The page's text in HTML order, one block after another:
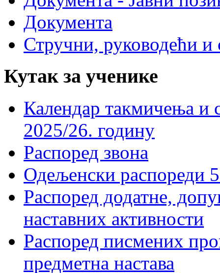
Документа
Стручни, руководећи и
Кутак за ученике
Календар такмичења
2025/26. годину
Распоред звона
Одељенски распореди
Распоред додатне,
наставних активности
Распоред писмених
предметна настава